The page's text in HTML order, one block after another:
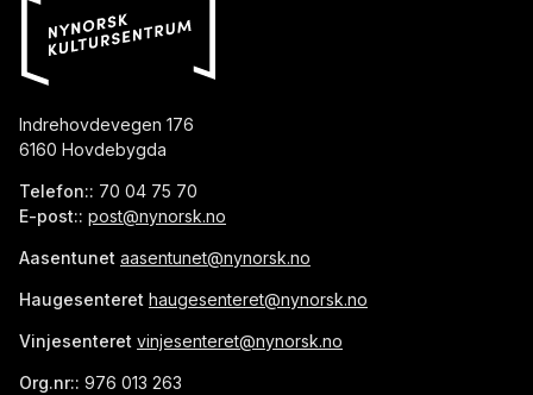
Indrehovdevegen 176
6160 Hovdebygda
Telefon:: 70 04 75 70
E-post:: post@nynorsk.no
Aasentunet aasentunet@nynorsk.no
Haugesenteret haugesenteret@nynorsk.no
Vinjesenteret vinjesenteret@nynorsk.no
Org.nr:: 976 013 263